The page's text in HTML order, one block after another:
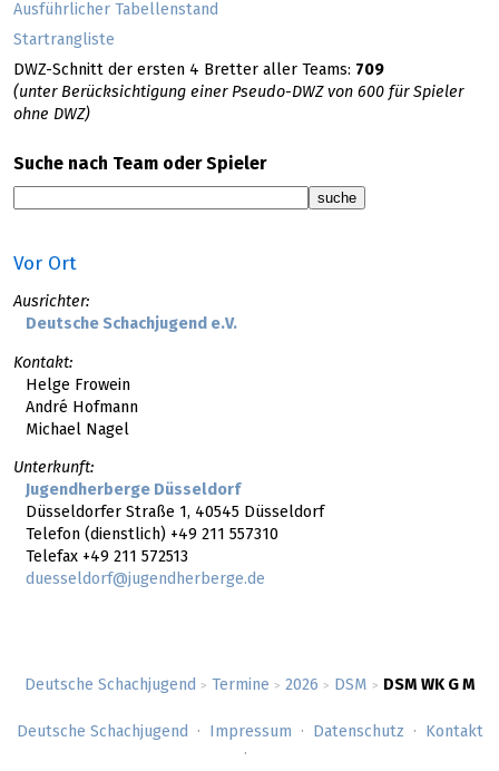
Deutsche Schachjugend > Termine > 2026 > DSM > DSM WK G M
Ausführlicher Tabellenstand
Startrangliste
DWZ-Schnitt der ersten 4 Bretter aller Teams: 709
(unter Berücksichtigung einer Pseudo-DWZ von 600 für Spieler
ohne DWZ)
Suche nach Team oder Spieler
Vor Ort
Ausrichter:
Deutsche Schachjugend e.V.
Kontakt:
Helge Frowein
André Hofmann
Michael Nagel
Unterkunft:
Jugendherberge Düsseldorf
Düsseldorfer Straße 1, 40545 Düsseldorf
Telefon (dienstlich) +49 211 557310
Telefax +49 211 572513
duesseldorf@jugendherberge.de
Deutsche Schachjugend Impressum Datenschutz Kontakt